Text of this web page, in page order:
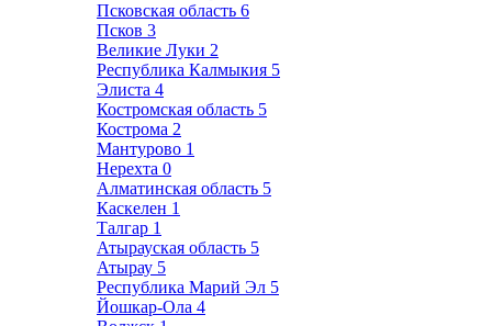
Псковская область 6
Псков 3
Великие Луки 2
Республика Калмыкия 5
Элиста 4
Костромская область 5
Кострома 2
Мантурово 1
Нерехта 0
Алматинская область 5
Каскелен 1
Талгар 1
Атырауская область 5
Атырау 5
Республика Марий Эл 5
Йошкар-Ола 4